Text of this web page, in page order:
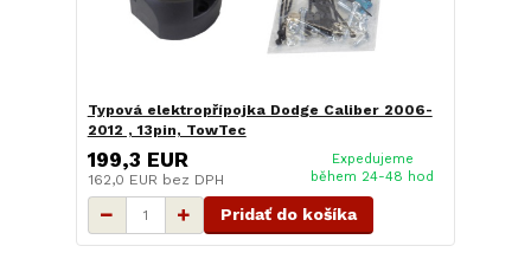
Typová elektropřípojka Dodge Caliber 2006-
2012 , 13pin, TowTec
199,3 EUR
162,0 EUR bez DPH
Expedujeme
během 24-48 hod
Pridať do košíka